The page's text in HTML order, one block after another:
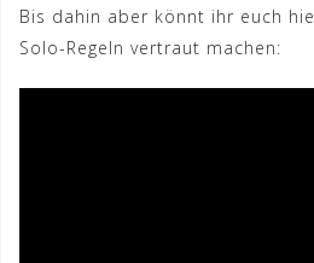
Bis dahin aber könnt ihr euch
Solo-Regeln vertraut machen: